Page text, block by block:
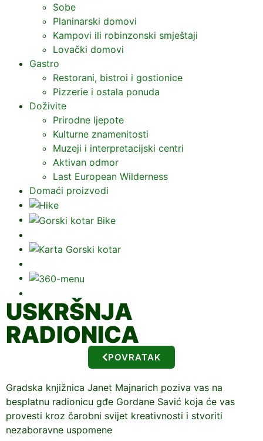
Sobe
Planinarski domovi
Kampovi ili robinzonski smještaji
Lovački domovi
Gastro
Restorani, bistroi i gostionice
Pizzerie i ostala ponuda
Doživite
Prirodne ljepote
Kulturne znamenitosti
Muzeji i interpretacijski centri
Aktivan odmor
Last European Wilderness
Domaći proizvodi
USKRŠNJA
RADIONICA
POVRATAK
Gradska knjižnica Janet Majnarich poziva vas na
besplatnu radionicu gđe Gordane Savić koja će vas
provesti kroz čarobni svijet kreativnosti i stvoriti
nezaboravne uspomene